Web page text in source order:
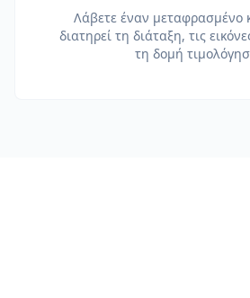
Λάβετε έναν μεταφρασμένο
διατηρεί τη διάταξη, τις
τη δομή